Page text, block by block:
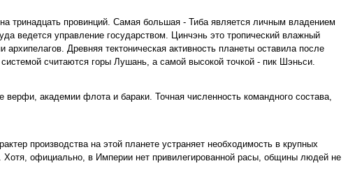
провинций. Самая большая - Тиба является личным владением
ведется управление государством. Цинчэнь это тропический влажный
Древняя тектоническая активность планеты оставила после
считаются горы Лушань, а самой высокой точкой - пик Шэньси.
академии флота и бараки. Точная численность командного состава,
производства на этой планете устраняет необходимость в крупных
официально, в Империи нет привилегированной расы, общины людей не